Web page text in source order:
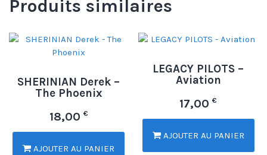
Produits similaires
SHERINIAN Derek –
The Phoenix
18,00 €
AJOUTER AU PANIER
LEGACY PILOTS –
Aviation
17,00€
AJOUTER AU PANIER